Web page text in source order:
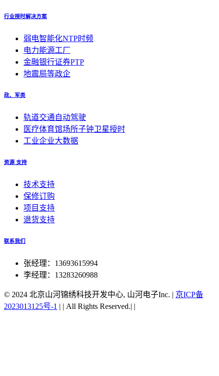
行业授时解决方案
弱电智能化NTP时频
电力能源工厂
金融银行证券PTP
地震局等政企
政、军类
轨道交通自动驾驶
医疗体育馆场所子钟卫星授时
工业企业大数据
资源 支持
技术支持
保修订购
项目支持
退货支持
联系我们
张经理：13693615994
李经理：13283260988
© 2024 北京山河锦绣科技开发中心, 山河电子Inc. | 京ICP备
2023013125号-1 | | All Rights Reserved.| |